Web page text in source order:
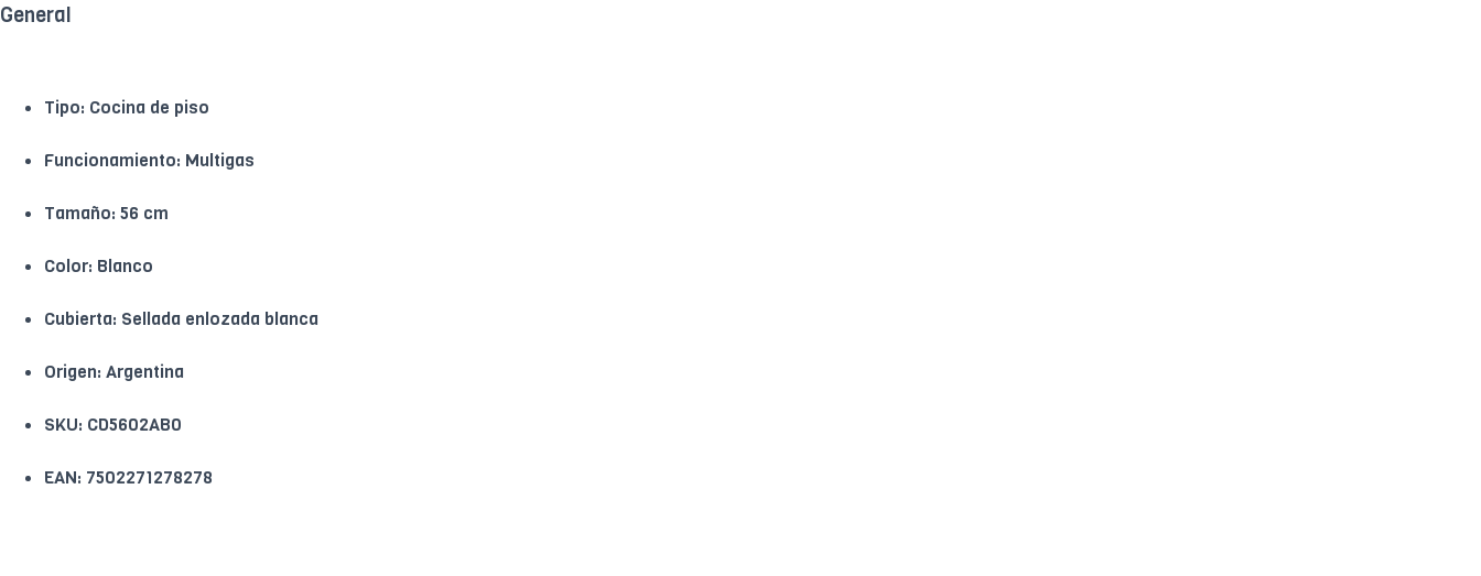
General
Tipo: Cocina de piso
Funcionamiento: Multigas
Tamaño: 56 cm
Color: Blanco
Cubierta: Sellada enlozada blanca
Origen: Argentina
SKU: CD5602AB0
EAN: 7502271278278